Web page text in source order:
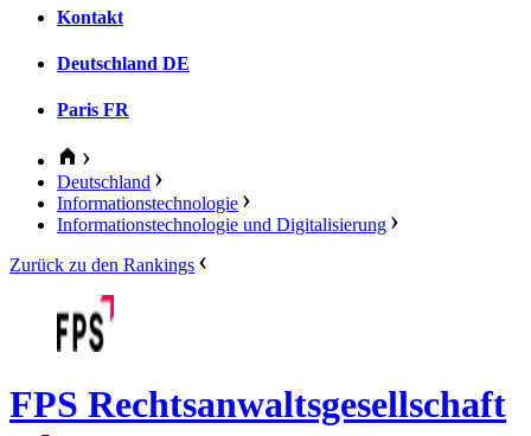
Kontakt
Deutschland DE
Paris FR
Deutschland
Informationstechnologie
Informationstechnologie und Digitalisierung
Zurück zu den Rankings
FPS Rechtsanwaltsgesellschaft